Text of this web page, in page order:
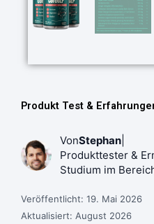
Produkt Test &
VonStephan
Produkttester &
Studium im
Veröffentlicht: 19. Mai 2026
Aktualisiert: August 2026